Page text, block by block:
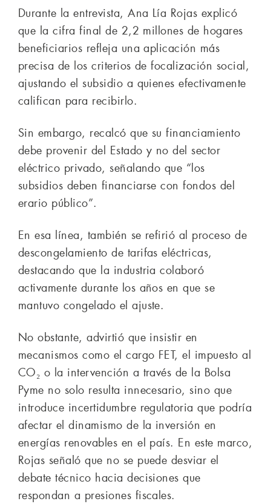
Durante la entrevista, Ana Lía Rojas explicó
que la cifra final de 2,2 millones de hogares
beneficiarios refleja una aplicación más
precisa de los criterios de focalización social,
ajustando el subsidio a quienes efectivamente
califican para recibirlo.
Sin embargo, recalcó que su financiamiento
debe provenir del Estado y no del sector
eléctrico privado, señalando que “los
subsidios deben financiarse con fondos del
erario público”.
En esa línea, también se refirió al proceso de
descongelamiento de tarifas eléctricas,
destacando que la industria colaboró
activamente durante los años en que se
mantuvo congelado el ajuste.
No obstante, advirtió que insistir en
mecanismos como el cargo FET, el impuesto al
CO₂ o la intervención a través de la Bolsa
Pyme no solo resulta innecesario, sino que
introduce incertidumbre regulatoria que podría
afectar el dinamismo de la inversión en
energías renovables en el país. En este marco,
Rojas señaló que no se puede desviar el
debate técnico hacia decisiones que
respondan a presiones fiscales.